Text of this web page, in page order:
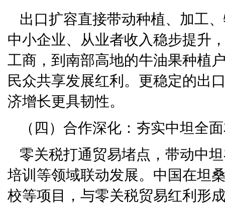
出口扩容直接带动种植、加工
中小企业、从业者收入稳步提升
工商，到南部高地的牛油果种植
民众共享发展红利。更稳定的出
济增长更具韧性。
（四）合作深化：夯实中坦全
零关税打通贸易堵点，带动中
培训等领域联动发展。中国在坦
校等项目，与零关税贸易红利形